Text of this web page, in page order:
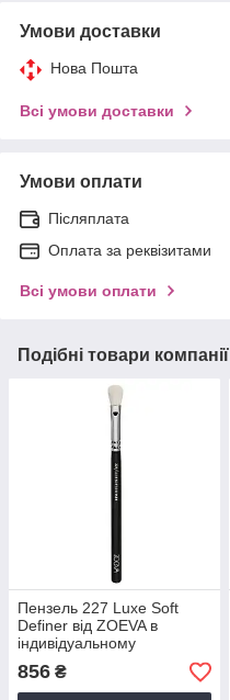
Умови доставки
Нова Пошта
Всі умови доставки
Умови оплати
Післяплата
Оплата за реквізитами
Всі умови оплати
Подібні товари компанії
Пензель 227 Luxe Soft
Definer від ZOEVA в
індивідуальному
силіконовому чохлі
856 ₴